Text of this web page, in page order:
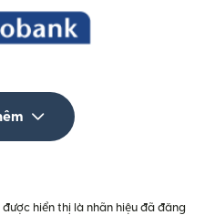
hiển thị là nhãn hiệu đã đăng